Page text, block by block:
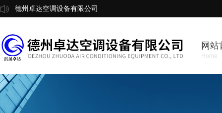
德州卓达空调设备有限公司
网站
Home